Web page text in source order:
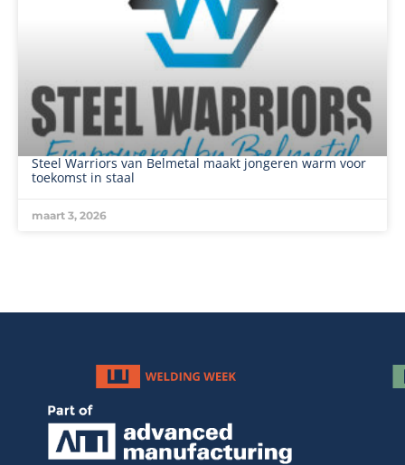
Steel Warriors van Belmetal maakt jongeren warm voor
toekomst in staal
maart 3, 2026